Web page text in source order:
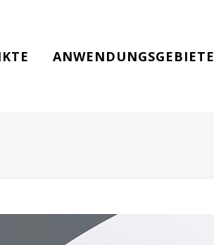
ANWENDUNGSGEBIETE